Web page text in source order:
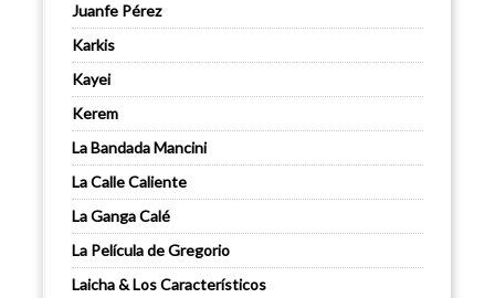
Juanfe Pérez
Karkis
Kayei
Kerem
La Bandada Mancini
La Calle Caliente
La Ganga Calé
La Película de Gregorio
Laicha & Los Característicos